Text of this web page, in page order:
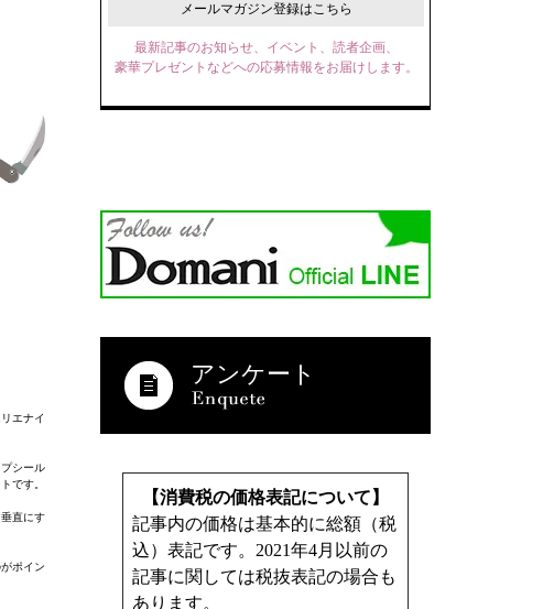
エナイ
シール
です。
直にす
ポイン
メールマガジン登録はこちら
最新記事のお知らせ、イベント、読者企画、
豪華プレゼントなどへの応募情報をお届けします。
アンケート
【消費税の価格表記について】
記事内の価格は基本的に総額（税
込）表記です。2021年4月以前の
記事に関しては税抜表記の場合も
あります。